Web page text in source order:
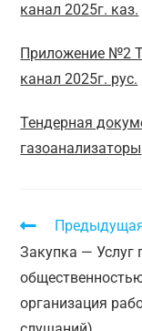
канал 2025г. каз.
Приложение №2
канал 2025г. рус.
Тендерная
газоанализаторы
Закупка — Услуг
организация